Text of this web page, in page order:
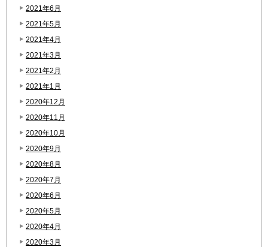
2021年6月
2021年5月
2021年4月
2021年3月
2021年2月
2021年1月
2020年12月
2020年11月
2020年10月
2020年9月
2020年8月
2020年7月
2020年6月
2020年5月
2020年4月
2020年3月